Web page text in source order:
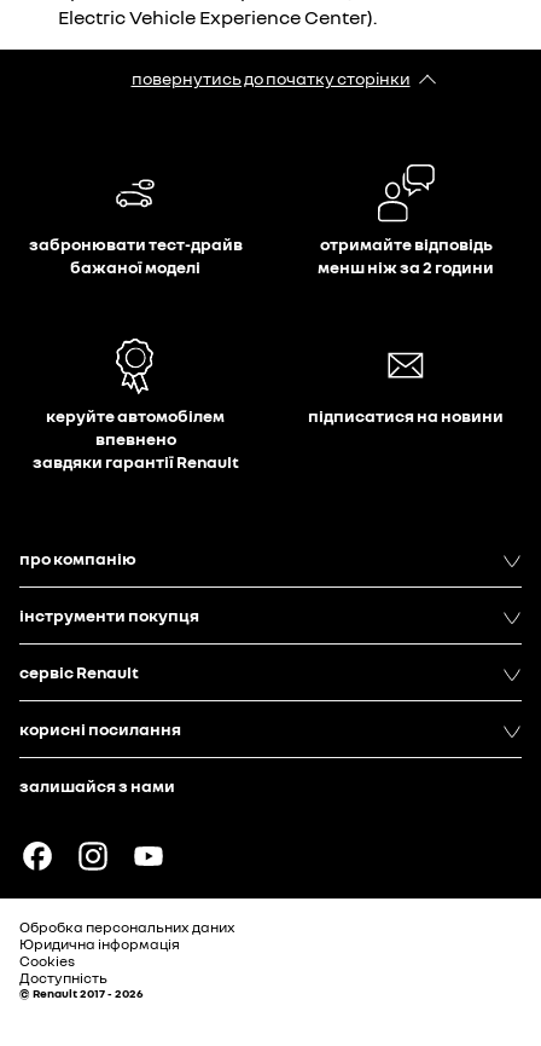
Electric Vehicle Experience Center).
повернутись до початку сторінки
забронювати тест-драйв
бажаної моделі
отримайте відповідь
менш ніж за 2 години
керуйте автомобілем
впевнено
завдяки гарантії Renault
підписатися на новини
про компанію
інструменти покупця
сервіс Renault
корисні посилання
залишайся з нами
Обробка персональних даних
Юридична інформація
Cookies
Доступність
© Renault 2017 - 2026